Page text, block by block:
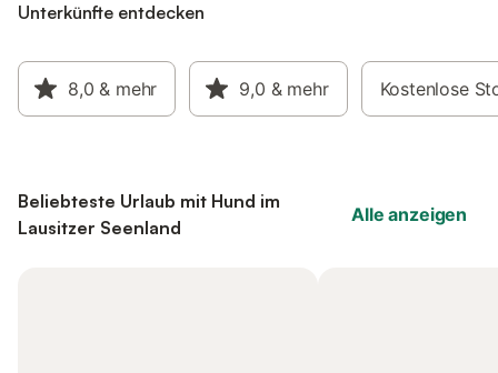
Unterkünfte entdecken
8,0 & mehr 9,0 & mehr Kostenlose
Beliebteste Urlaub mit Hund im
Lausitzer Seenland
Alle anzeigen